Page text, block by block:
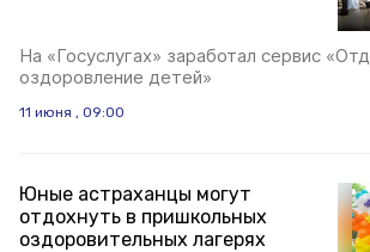
На «Госуслугах» заработал сервис
оздоровление детей»
11 июня , 09:00
Юные астраханцы могут
отдохнуть в пришкольных
оздоровительных лагерях